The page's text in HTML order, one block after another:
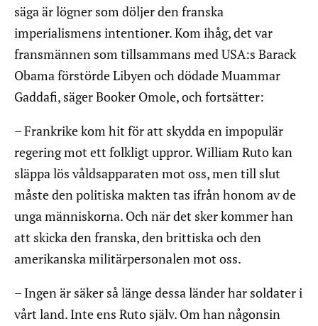
säga är lögner som döljer den franska
imperialismens intentioner. Kom ihåg, det var
fransmännen som tillsammans med USA:s Barack
Obama förstörde Libyen och dödade Muammar
Gaddafi, säger Booker Omole, och fortsätter:
– Frankrike kom hit för att skydda en impopulär
regering mot ett folkligt uppror. William Ruto kan
släppa lös våldsapparaten mot oss, men till slut
måste den politiska makten tas ifrån honom av de
unga människorna. Och när det sker kommer han
att skicka den franska, den brittiska och den
amerikanska militärpersonalen mot oss.
– Ingen är säker så länge dessa länder har soldater i
vårt land. Inte ens Ruto själv. Om han någonsin